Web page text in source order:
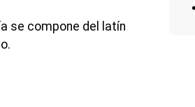
se compone del latín